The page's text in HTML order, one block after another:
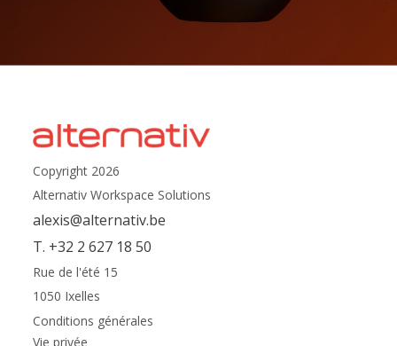
Copyright 2026
Alternativ Workspace Solutions
alexis@alternativ.be
T. +32 2 627 18 50
Rue de l'été 15
1050 Ixelles
Conditions générales
Vie privée